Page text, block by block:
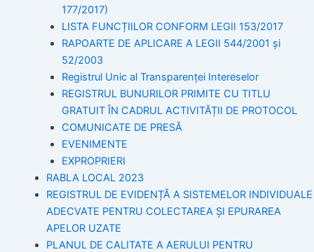
177/2017)
LISTA FUNCȚIILOR CONFORM LEGII 153/2017
RAPOARTE DE APLICARE A LEGII 544/2001 și
52/2003
Registrul Unic al Transparenței Intereselor
REGISTRUL BUNURILOR PRIMITE CU TITLU
GRATUIT ÎN CADRUL ACTIVITĂȚII DE PROTOCOL
COMUNICATE DE PRESĂ
EVENIMENTE
EXPROPRIERI
RABLA LOCAL 2023
REGISTRUL DE EVIDENȚĂ A SISTEMELOR INDIVIDUALE
ADECVATE PENTRU COLECTAREA ȘI EPURAREA
APELOR UZATE
PLANUL DE CALITATE A AERULUI PENTRU